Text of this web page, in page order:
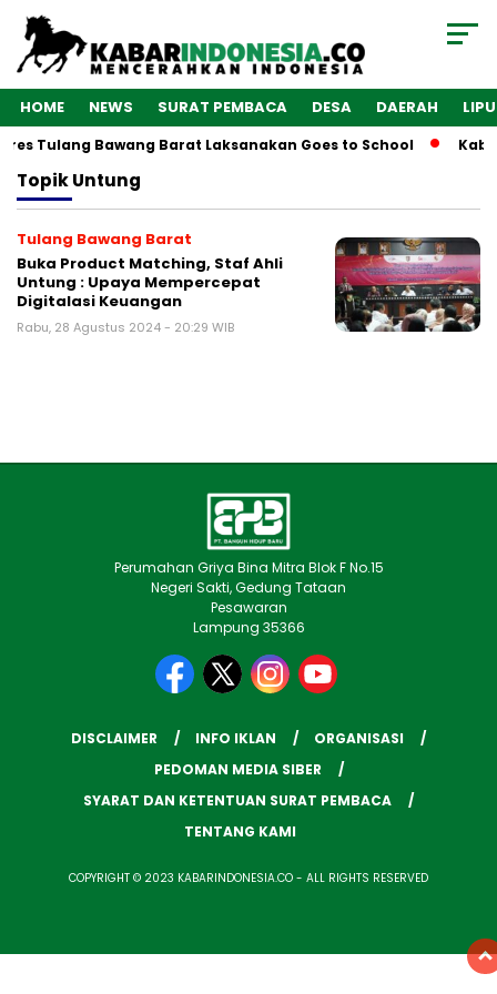
HOME NEWS SURAT PEMBACA DESA DAERAH
Tulang Bawang Barat Laksanakan Goes to School
TopikUntung
Tulang Bawang Barat
Buka Product Matching, Staf Ahli
Untung : Upaya Mempercepat
Digitalasi Keuangan
Rabu, 28 Agustus 2024 - 20:29 WIB
Perumahan Griya Bina Mitra Blok F No.15
Negeri Sakti, Gedung Tataan
Pesawaran
Lampung 35366
DISCLAIMER INFO IKLAN
ORGANISASI
PEDOMAN MEDIA SIBER
SYARAT DAN KETENTUAN SURAT PEMBACA
TENTANG KAMI
COPYRIGHT © 2023 KABARINDONESIA.CO - ALL RIGHTS RESERVED